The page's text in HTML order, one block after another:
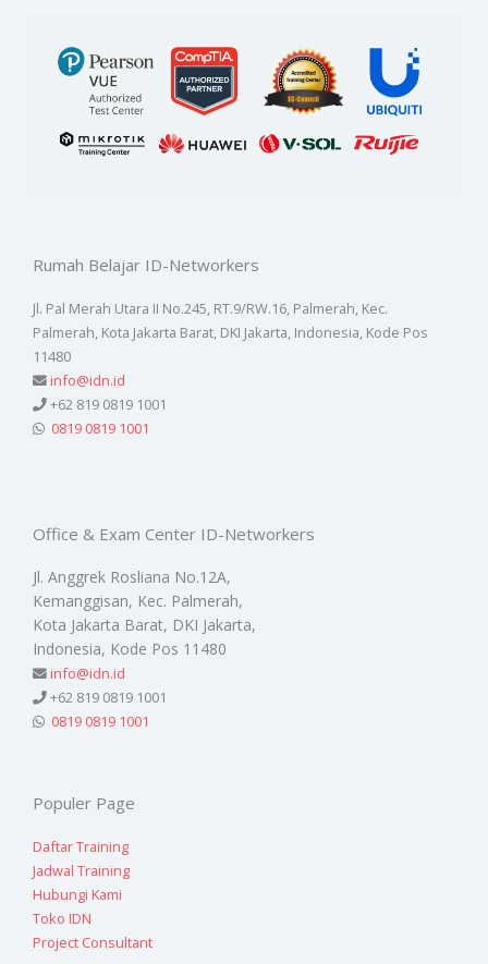
Rumah Belajar ID-Networkers
Jl. Pal Merah Utara II No.245, RT.9/RW.16, Palmerah, Kec.
Palmerah, Kota Jakarta Barat, DKI Jakarta, Indonesia, Kode Pos
11480
info@idn.id
+62 819 0819 1001
0819 0819 1001
Office & Exam Center ID-Networkers
Jl. Anggrek Rosliana No.12A,
Kemanggisan, Kec. Palmerah,
Kota Jakarta Barat, DKI Jakarta,
Indonesia, Kode Pos 11480
info@idn.id
+62 819 0819 1001
0819 0819 1001
Populer Page
Daftar Training
Jadwal Training
Hubungi Kami
Toko IDN
Project Consultant